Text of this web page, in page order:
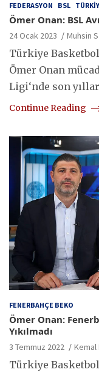
FEDERASYON BSL
Ömer Onan: BSL
24 Ocak 2023 Muhsin
Türkiye
Ömer Onan
Ligi‘nde son
Continue Reading
FENERBAHÇE BEKO
Ömer Onan:
Yıkılmadı
3 Temmuz 2022 Kemal
Türkiye